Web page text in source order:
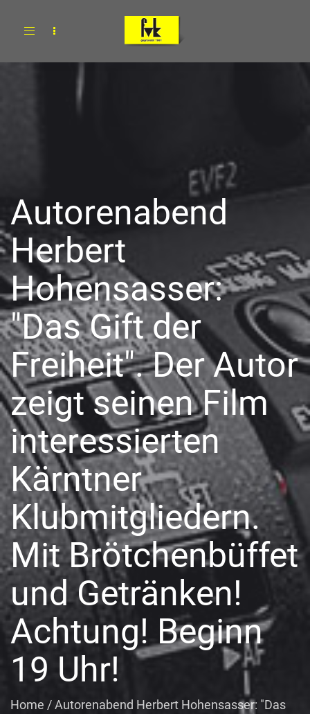
Toggle
Autorenabend
Herbert
Hohensasser:
"Das Gift der
Freiheit". Der Autor
zeigt seinen Film
interessierten
Kärntner
Klubmitgliedern.
Mit Brötchenbüffet
und Getränken!
Achtung! Beginn
19 Uhr!
Home /Autorenabend Herbert Hohensasser: "Das